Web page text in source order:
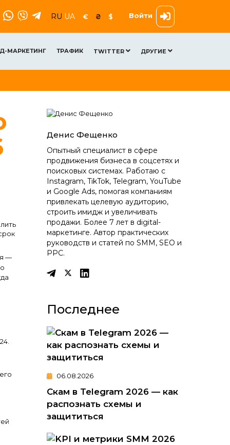
RU UA € ₴ $ Войти
МАРКЕТИНГ ТРАФИК TWITTER ДРУГИЕ
—
Денис Фещенко
Опытный специалист в сфере
продвижения бизнеса в соцсетях и
поисковых системах. Работаю с
Instagram, TikTok, Telegram, YouTube
и Google Ads, помогая компаниям
привлекать целевую аудиторию,
строить имидж и увеличивать
продажи. Более 7 лет в digital-
маркетинге. Автор практических
руководств и статей по SMM, SEO и
PPC.
Последнее
06.08.2026
Скам в Telegram 2026 — как
распознать схемы и
защититься